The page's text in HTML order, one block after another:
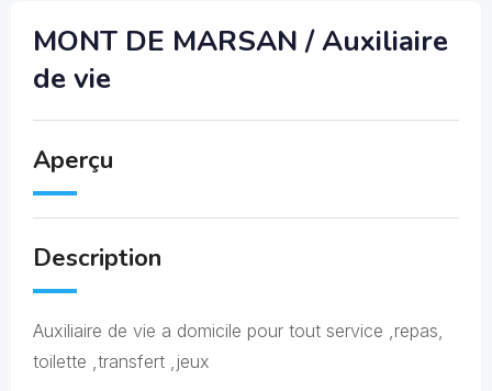
MONT DE MARSAN / Auxiliaire
de vie
Aperçu
Description
Auxiliaire de vie a domicile pour tout service ,repas,
toilette ,transfert ,jeux